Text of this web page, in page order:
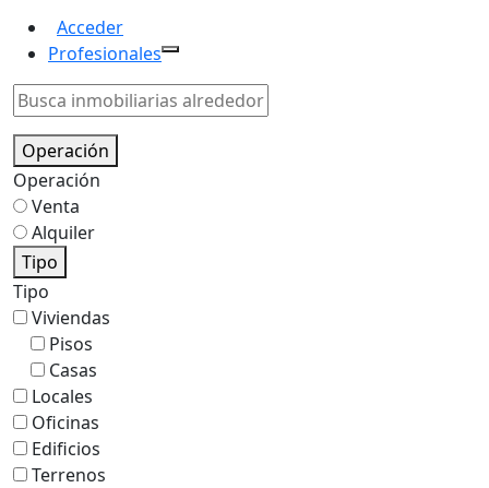
Acceder
Profesionales
Operación
Operación
Venta
Alquiler
Tipo
Tipo
Viviendas
Pisos
Casas
Locales
Oficinas
Edificios
Terrenos